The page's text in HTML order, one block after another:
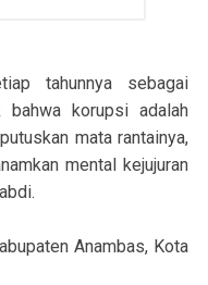
tahunnya sebagai
bahwa korupsi adalah
mata rantainya,
mental kejujuran
Anambas, Kota